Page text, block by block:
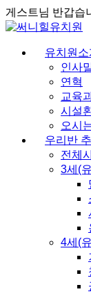
게스트님 반갑습
유치원소
인사
연혁
교육
시설
오시
우리반
전체
3세(
4세(